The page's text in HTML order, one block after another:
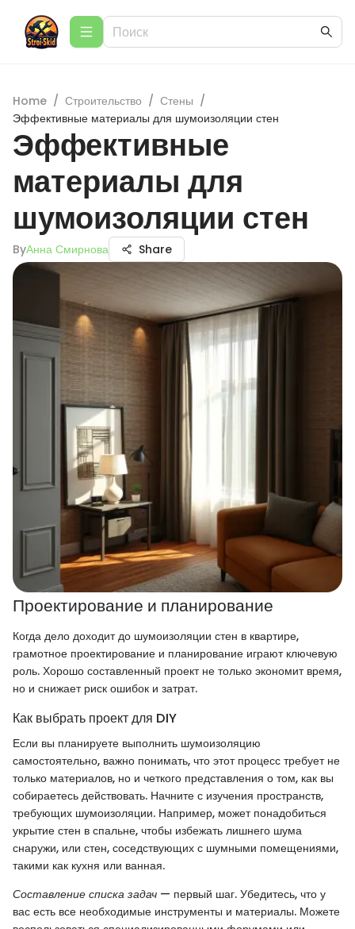
Home / Строительство / Стены /
Эффективные материалы для шумоизоляции стен
Эффективные
материалы для
шумоизоляции стен
ByАнна Смирнова Share
Проектирование и планирование
Когда дело доходит до шумоизоляции стен в квартире,
грамотное проектирование и планирование играют ключевую
роль. Хорошо составленный проект не только экономит время,
но и снижает риск ошибок и затрат.
Как выбрать проект для DIY
Если вы планируете выполнить шумоизоляцию
самостоятельно, важно понимать, что этот процесс требует не
только материалов, но и четкого представления о том, как вы
собираетесь действовать. Начните с изучения пространств,
требующих шумоизоляции. Например, может понадобиться
укрытие стен в спальне, чтобы избежать лишнего шума
снаружи, или стен, соседствующих с шумными помещениями,
такими как кухня или ванная.
Составление списка задач — первый шаг. Убедитесь, что у
вас есть все необходимые инструменты и материалы. Можете